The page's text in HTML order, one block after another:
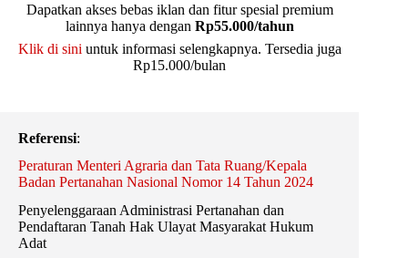
Dapatkan akses bebas iklan dan fitur spesial premium
lainnya hanya dengan Rp55.000/tahun
Klik di sini untuk informasi selengkapnya. Tersedia juga
Rp15.000/bulan
Referensi:
Peraturan Menteri Agraria dan Tata Ruang/Kepala
Badan Pertanahan Nasional Nomor 14 Tahun 2024
Penyelenggaraan Administrasi Pertanahan dan
Pendaftaran Tanah Hak Ulayat Masyarakat Hukum
Adat